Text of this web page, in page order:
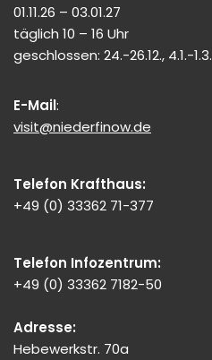
01.11.26 – 03.01.27
täglich 10 – 16 Uhr
geschlossen: 24.-26.12., 4.1.-1.3.
E-Mail:
visit@niederfinow.de
Telefon Krafthaus:
+49 (0) 33362 71-377
Telefon Infozentrum:
+49 (0) 33362 7182-50
Adresse:
Hebewerkstr. 70a